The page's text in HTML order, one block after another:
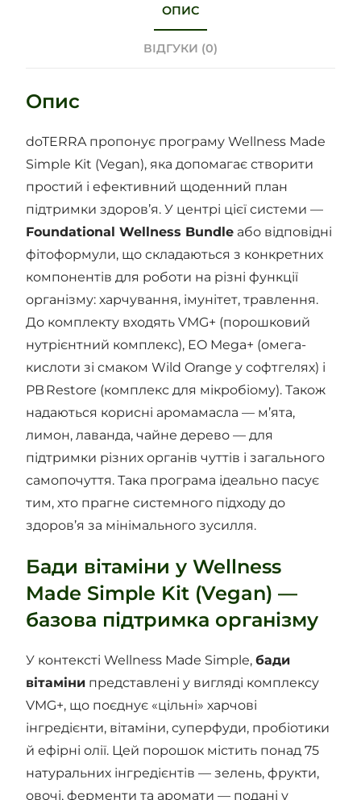
ОПИС
ВІДГУКИ (0)
Опис
doTERRA пропонує програму Wellness Made
Simple Kit (Vegan), яка допомагає створити
простий і ефективний щоденний план
підтримки здоров’я. У центрі цієї системи —
Foundational Wellness Bundle або відповідні
фітоформули, що складаються з конкретних
компонентів для роботи на різні функції
організму: харчування, імунітет, травлення.
До комплекту входять VMG+ (порошковий
нутрієнтний комплекс), EO Mega+ (омега-
кислоти зі смаком Wild Orange у софтгелях) і
PB Restore (комплекс для мікробіому). Також
надаються корисні аромамасла — м’ята,
лимон, лаванда, чайне дерево — для
підтримки різних органів чуттів і загального
самопочуття. Така програма ідеально пасує
тим, хто прагне системного підходу до
здоров’я за мінімального зусилля.
Бади вітаміни у Wellness
Made Simple Kit (Vegan) —
базова підтримка організму
У контексті Wellness Made Simple,бади
вітаміни представлені у вигляді комплексу
VMG+, що поєднує «цільні» харчові
інгредієнти, вітаміни, суперфуди, пробіотики
й ефірні олії. Цей порошок містить понад 75
натуральних інгредієнтів — зелень, фрукти,
овочі, ферменти та аромати — подані у